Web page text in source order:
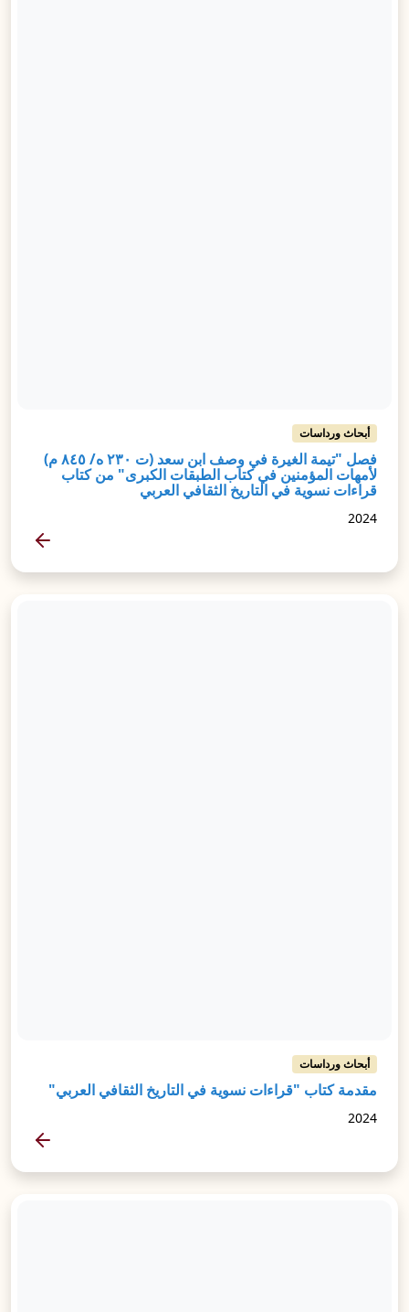
أبحاث ورداسات
فصل "تيمة الغيرة في وصف ابن سعد (ت ٢٣٠ ه/ ٨٤٥ م)
لأمهات المؤمنين في كتاب الطبقات الكبرى" من كتاب
قراءات نسوية في التاريخ الثقافي العربي
2024
المزيد
أبحاث ورداسات
مقدمة كتاب "قراءات نسوية في التاريخ الثقافي العربي"
2024
المزيد